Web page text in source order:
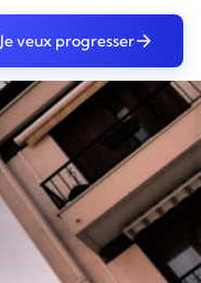
Je veux progresser